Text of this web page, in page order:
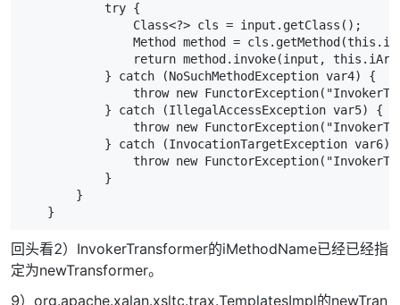
try {
Class<?> cls = input . getClass ();
Method
method = cls . getMethod (this .
return method . invoke(input , this .
}
catch (NoSuchMethodException var4)
{
throw new FunctorException(
}
catch (IllegalAccessException var5)
{
throw new FunctorException(
}
catch (InvocationTargetException var6)
throw new FunctorException(
}
}
}
回头看2）InvokerTransformer的iMethodName已经已经指
定为newTransformer。
9）org.apache.xalan.xsltc.trax.TemplatesImpl的newTran